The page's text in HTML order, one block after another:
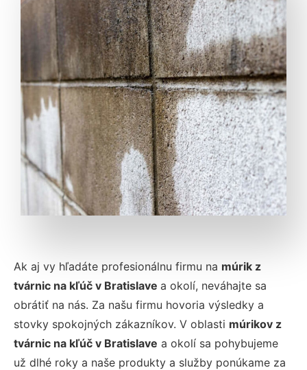
Ak aj vy hľadáte profesionálnu firmu na múrik z
tvárnic na kľúč v Bratislave a okolí, neváhajte sa
obrátiť na nás. Za našu firmu hovoria výsledky a
stovky spokojných zákazníkov. V oblasti múrikov z
tvárnic na kľúč v Bratislave a okolí sa pohybujeme
už dlhé roky a naše produkty a služby ponúkame za